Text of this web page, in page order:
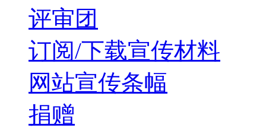
评审团
订阅/下载宣传材料
网站宣传条幅
捐赠